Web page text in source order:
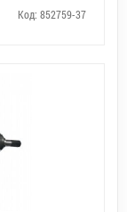
Код: 852759-37